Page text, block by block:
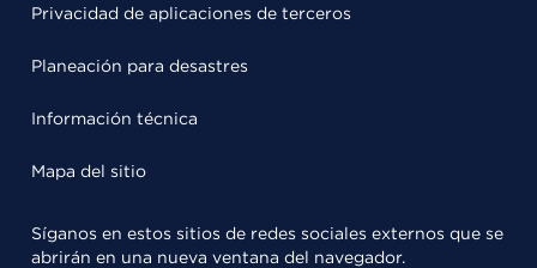
Privacidad de aplicaciones de terceros
Planeación para desastres
Información técnica
Mapa del sitio
Síganos en estos sitios de redes sociales externos que se
abrirán en una nueva ventana del navegador.